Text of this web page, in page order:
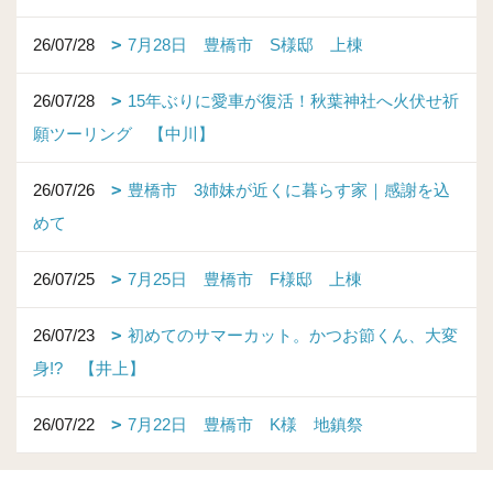
26/07/28 7月28日 豊橋市 S様邸 上棟
26/07/28
15年ぶりに愛車が復活！秋葉神社へ火伏せ祈
願ツーリング 【中川】
26/07/26
豊橋市 3姉妹が近くに暮らす家｜感謝を込
めて
26/07/25 7月25日 豊橋市 F様邸 上棟
26/07/23
初めてのサマーカット。かつお節くん、大変
身!? 【井上】
26/07/22 7月22日 豊橋市 K様 地鎮祭